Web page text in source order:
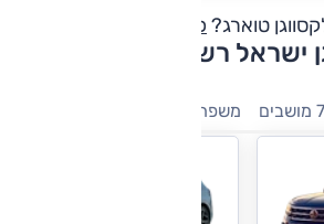
טוארג? כתבו חוות דעת
ישראל רשימת דגמים
7 מושבים משפחתיות